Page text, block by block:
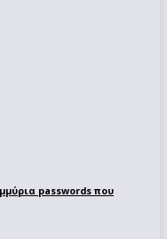
passwords που